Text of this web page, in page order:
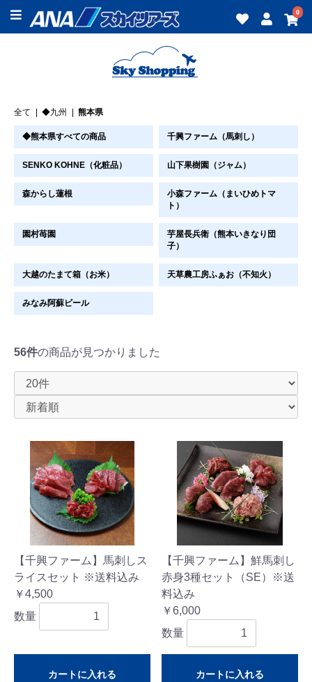
0
全て | ◆九州 | 熊本県
◆熊本県すべての商品 千興ファーム（馬刺し）
SENKO KOHNE（化粧品） 山下果樹園（ジャム）
森からし蓮根
小森ファーム（まいひめトマ
ト）
園村苺園
芋屋長兵衛（熊本いきなり団
子）
大越のたまて箱（お米） 天草農工房ふぁお（不知火）
みなみ阿蘇ビール
56件の商品が見つかりました
【千興ファーム】馬刺しス
ライスセット ※送料込み
￥4,500
数量
カートに入れる
【千興ファーム】鮮馬刺し
赤身3種セット（SE）※送
料込み
￥6,000
数量
カートに入れる